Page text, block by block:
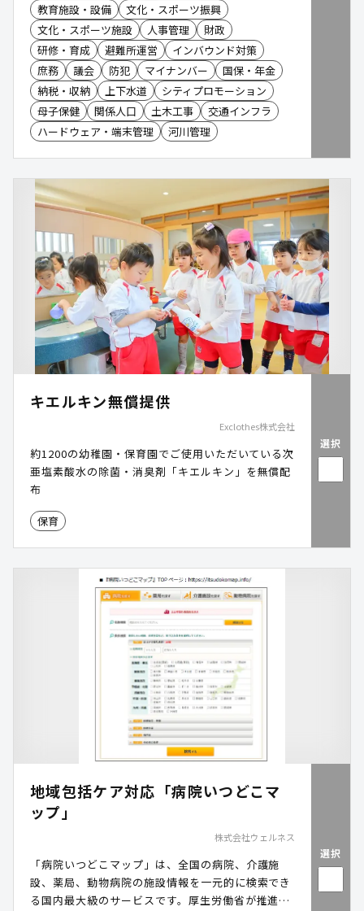
教育施設・設備
文化・スポーツ振興
文化・スポーツ施設
人事管理
財政
研修・育成
避難所運営
インバウンド対策
庶務
議会 防犯 マイナンバー
国保・年金
納税・収納
上下水道
シティプロモーション
母子保健
関係人口 土木工事
交通インフラ
ハードウェア・端末管理
河川管理
キエルキン無償提供
Exclothes株式会社
約1200の幼稚園・保育園でご使用いただいている次
亜塩素酸水の除菌・消臭剤「キエルキン」を無償配
布
保育
選択
地域包括ケア対応「病院いつどこマ
ップ」
株式会社ウェルネス
「病院いつどこマップ」は、全国の病院、介護施
設、薬局、動物病院の施設情報を一元的に検索でき
る国内最大級のサービスです。厚生労働省が推進す
選択